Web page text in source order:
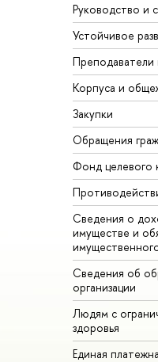
Руководство и
Устойчивое
Преподаватели
Корпуса и
Закупки
Обращения
Фонд целевого
Сведения о
имуществе и
Сведения об
организации
Людям с
здоровья
Единая